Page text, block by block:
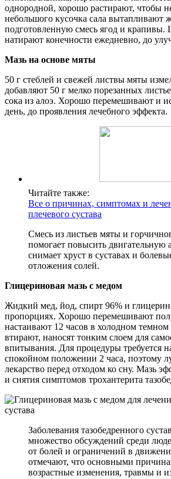
однородной, хорошо растирают, чтобы
небольшого кусочка сала вытапливают
подготовленную смесь ягод и крапивы.
натирают конечности ежедневно, до
Мазь на основе мяты
50 г стеблей и свежей листвы мяты
добавляют 50 г мелко порезанных
сока из алоэ. Хорошо перемешивают и
день, до проявления лечебного эффекта.
Читайте также:
Все о причинах, симптомах и
плечевого сустава
Смесь из листьев мяты и
помогает повысить двигательную
снимает хруст в суставах и
отложения солей.
Глицериновая мазь с медом
Жидкий мед, йод, спирт 96% и
пропорциях. Хорошо перемешивают
настаивают 12 часов в холодном
втирают, наносят тонким слоем для
впитывания. Для процедуры требуется
спокойном положении 2 часа, поэтому
лекарство перед отходом ко сну. Мазь
и снятия симптомов трохантерита
Заболевания тазобедренного
множество обсуждений среди
от болей и ограничений в
отмечают, что основными
возрастные изменения, травмы и